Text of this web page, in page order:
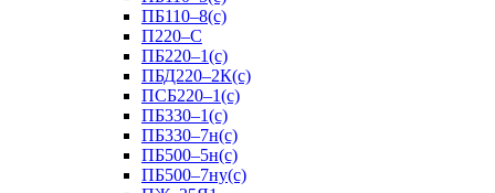
ПБ110–8(с)
П220–С
ПБ220–1(с)
ПБД220–2К(с)
ПСБ220–1(с)
ПБ330–1(с)
ПБ330–7н(с)
ПБ500–5н(с)
ПБ500–7ну(с)